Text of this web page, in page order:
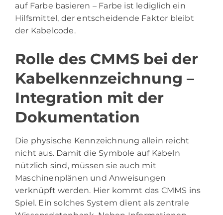
auf Farbe basieren – Farbe ist lediglich ein
Hilfsmittel, der entscheidende Faktor bleibt
der Kabelcode.
Rolle des CMMS bei der
Kabelkennzeichnung –
Integration mit der
Dokumentation
Die physische Kennzeichnung allein reicht
nicht aus. Damit die Symbole auf Kabeln
nützlich sind, müssen sie auch mit
Maschinenplänen und Anweisungen
verknüpft werden. Hier kommt das CMMS ins
Spiel. Ein solches System dient als zentrale